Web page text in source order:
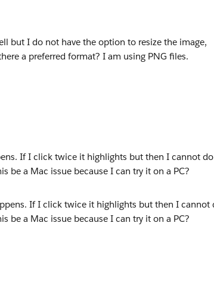
but I do not have the option to resize the image,
a preferred format? I am using PNG files.
If I click twice it highlights but then I cannot do
be a Mac issue because I can try it on a PC?